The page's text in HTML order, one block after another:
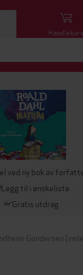
Handlekurv
ved ny bok av
Legg til i ønskeliste
Gratis utdrag
Gundersen